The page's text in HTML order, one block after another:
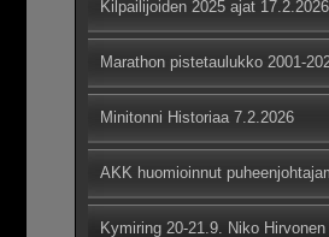
Kilpailijoiden 2025 ajat 17.2.2026
Marathon pistetaulukko 2001-
Minitonni Historiaa 7.2.2026
AKK huomioinnut
Kymiring 20-21.9. Niko